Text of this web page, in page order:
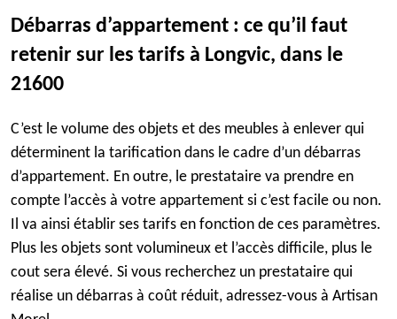
Débarras d’appartement : ce qu’il faut
retenir sur les tarifs à Longvic, dans le
21600
C’est le volume des objets et des meubles à enlever qui
déterminent la tarification dans le cadre d’un débarras
d’appartement. En outre, le prestataire va prendre en
compte l’accès à votre appartement si c’est facile ou non.
Il va ainsi établir ses tarifs en fonction de ces paramètres.
Plus les objets sont volumineux et l’accès difficile, plus le
cout sera élevé. Si vous recherchez un prestataire qui
réalise un débarras à coût réduit, adressez-vous à Artisan